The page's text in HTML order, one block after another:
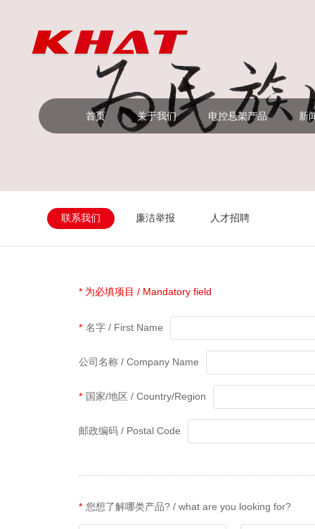
首页 关于我们 电控悬架产品 新
联系我们 廉洁举报 人才招聘
* 为必填项目 / Mandatory field
* 名字 / First Name
公司名称 / Company Name
* 国家/地区 / Country/Region
邮政编码 / Postal Code
* 您想了解哪类产品? / what are you looking for?